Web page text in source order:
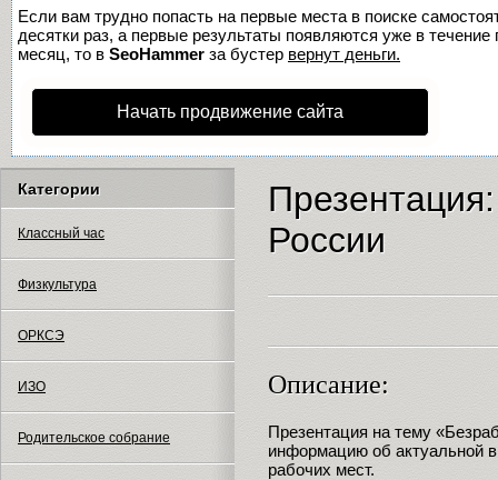
Если вам трудно попасть на первые места в поиске
десятки раз, а первые результаты появляются уже в
месяц, то в SeoHammer за бустер вернут деньги.
Начать продвижение сайта
Категории
Классный час
Физкультура
ОРКСЭ
ИЗО
Родительское собрание
России
Описание:
Презентация на тему
информацию об актуальной
рабочих мест.